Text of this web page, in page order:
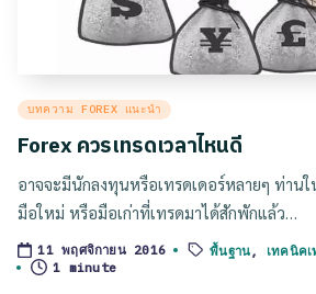
Posted
บทความ FOREX แนะนำ
Forex ควรเทรดเวลาไหนดี
อาจจะมีนักลงทุนหรือเทรดเดอร์หลายๆ ท่านใ
มือใหม่ หรือมือเก่าที่เทรดมาได้สักพักแล้ว…
11 พฤศจิกายน 2016
Tags: พื้นฐาน , เทคนิค
1 minute